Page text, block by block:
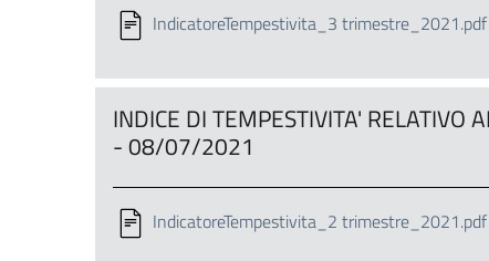
IndicatoreTempestivita_3 trimestre_2021.pdf
INDICE DI TEMPESTIVITA' RELATIVO
- 08/07/2021
IndicatoreTempestivita_2 trimestre_2021.pdf